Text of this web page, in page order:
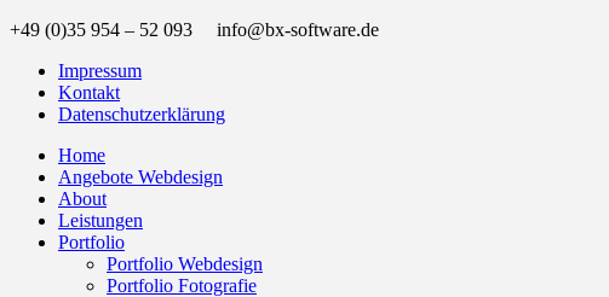
+49 (0)35 954 – 52 093 info@bx-software.de
Impressum
Kontakt
Datenschutzerklärung
Home
Angebote Webdesign
About
Leistungen
Portfolio
Portfolio Webdesign
Portfolio Fotografie